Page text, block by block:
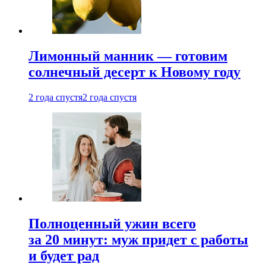
Лимонный манник — готовим
солнечный десерт к Новому году
2 года спустя2 года спустя
Полноценный ужин всего
за 20 минут: муж придет с работы
и будет рад